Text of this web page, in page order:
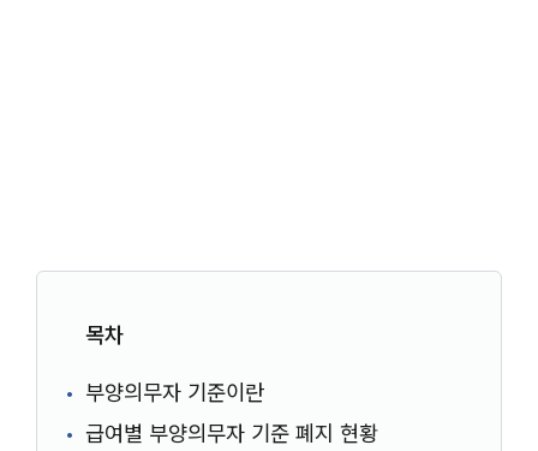
목차
부양의무자 기준이란
급여별 부양의무자 기준 폐지 현황